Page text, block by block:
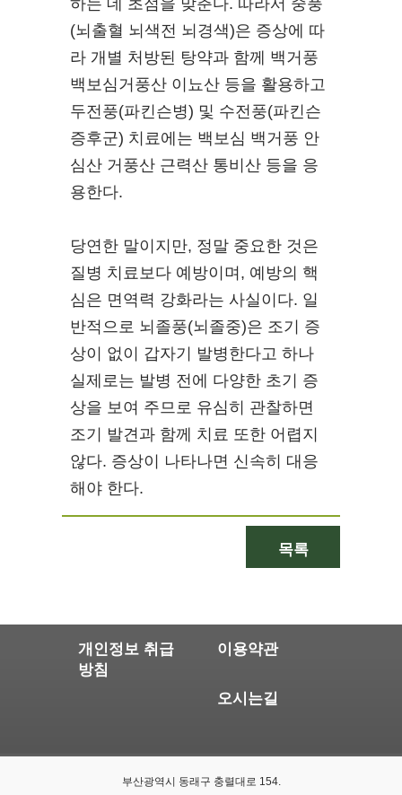
하는 데 초점을 맞춘다. 따라서 중풍
(뇌출혈 뇌색전 뇌경색)은 증상에 따
라 개별 처방된 탕약과 함께 백거풍
백보심거풍산 이뇨산 등을 활용하고
두전풍(파킨슨병) 및 수전풍(파킨슨
증후군) 치료에는 백보심 백거풍 안
심산 거풍산 근력산 통비산 등을 응
용한다.
당연한 말이지만, 정말 중요한 것은
질병 치료보다 예방이며, 예방의 핵
심은 면역력 강화라는 사실이다. 일
반적으로 뇌졸풍(뇌졸중)은 조기 증
상이 없이 갑자기 발병한다고 하나
실제로는 발병 전에 다양한 초기 증
상을 보여 주므로 유심히 관찰하면
조기 발견과 함께 치료 또한 어렵지
않다. 증상이 나타나면 신속히 대응
해야 한다.
목록
개인정보 취급
방침
이용약관
오시는길
부산광역시 동래구 충렬대로 154.